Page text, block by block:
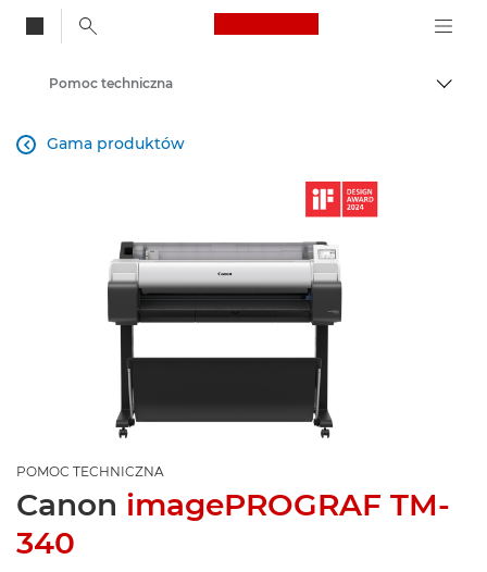
Canon Logo, back
Pomoc techniczna
Gama produktów

POMOC TECHNICZNA
Canon imagePROGRAF TM-
340